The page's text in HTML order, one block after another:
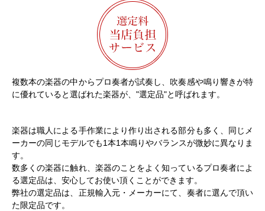
複数本の楽器の中からプロ奏者が試奏し、吹奏感や鳴り響きが特
に優れていると選ばれた楽器が、"選定品"と呼ばれます。
楽器は職人による手作業により作り出される部分も多く、同じメ
ーカーの同じモデルでも1本1本鳴りやバランスが微妙に異なりま
す。
数多くの楽器に触れ、楽器のことをよく知っているプロ奏者によ
る選定品は、安心してお使い頂くことができます。
弊社の選定品は、正規輸入元・メーカーにて、奏者に選んで頂い
た限定品です。